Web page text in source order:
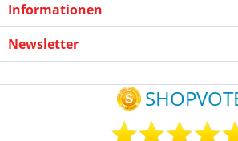
Informationen
Newsletter